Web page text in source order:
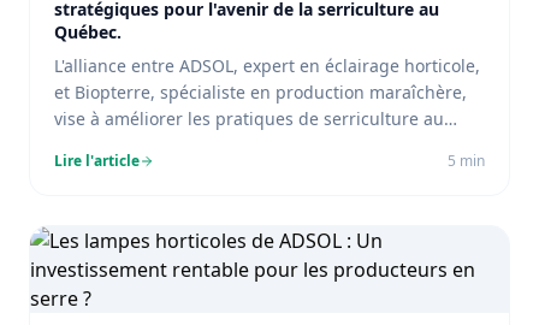
stratégiques pour l'avenir de la serriculture au
Québec.
L'alliance entre ADSOL, expert en éclairage horticole,
et Biopterre, spécialiste en production maraîchère,
vise à améliorer les pratiques de serriculture au
innovantes.
Lire l'article 5 min